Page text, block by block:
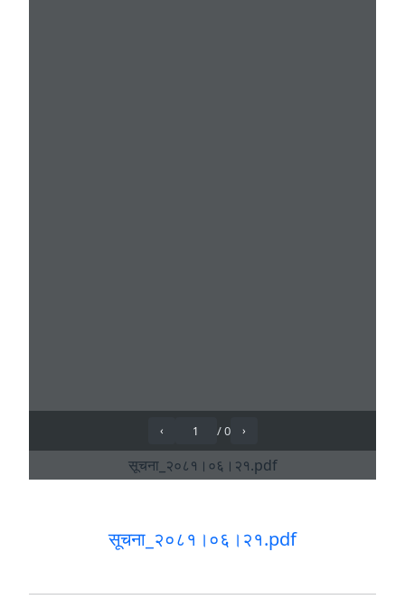
सूचना_२०८१।०६।२१.pdf